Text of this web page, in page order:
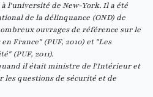
l'université de New-York. Il a été
de la délinquance (OND) de
ouvrages de référence sur le
France" (PUF, 2010) et "Les
" (PUF, 2011).
il était ministre de l'Intérieur et
questions de sécurité et de